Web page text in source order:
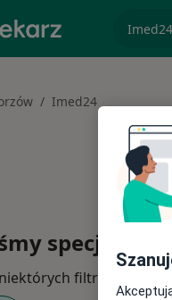
Imed24
filtrów: